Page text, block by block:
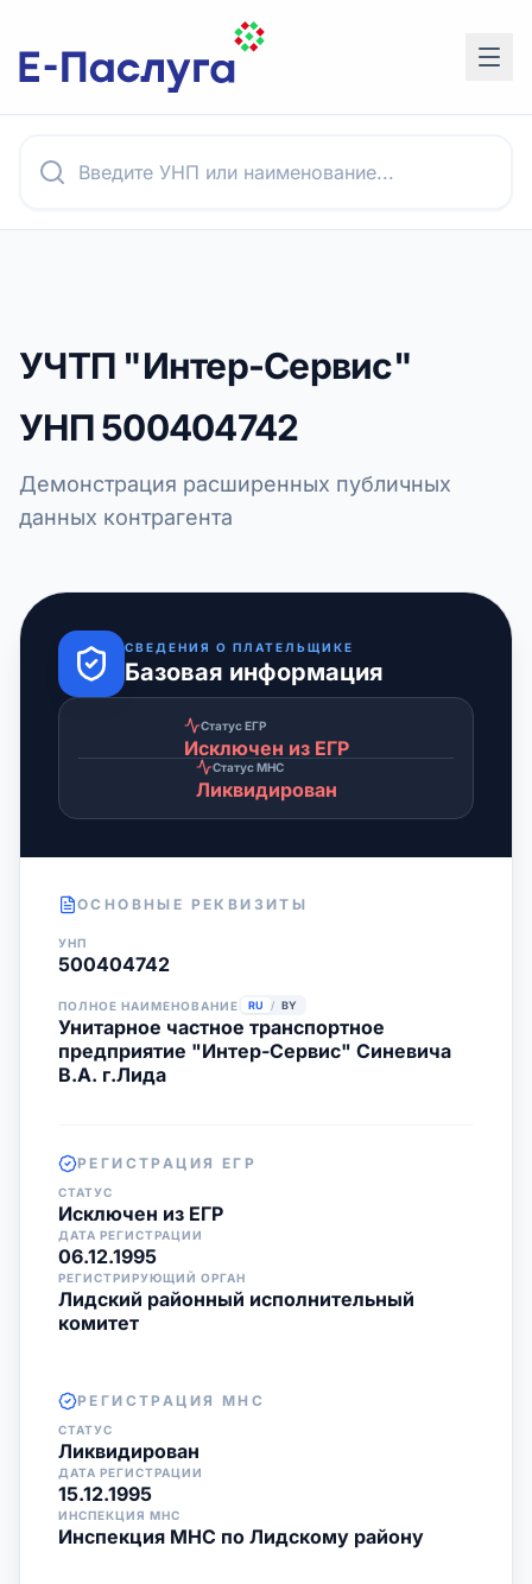
УЧТП "Интер-Сервис"
УНП500404742
Демонстрация расширенных публичных
данных контрагента
СВЕДЕНИЯ О ПЛАТЕЛЬЩИКЕ
Базовая информация
Статус ЕГР
Исключен из ЕГР
Статус МНС
Ликвидирован
ОСНОВНЫЕ РЕКВИЗИТЫ
УНП
500404742
ПОЛНОЕ НАИМЕНОВАНИЕ RU / BY
Унитарное частное транспортное
предприятие "Интер-Сервис" Синевича
В.А. г.Лида
РЕГИСТРАЦИЯ ЕГР
СТАТУС
Исключен из ЕГР
ДАТА РЕГИСТРАЦИИ
06.12.1995
РЕГИСТРИРУЮЩИЙ ОРГАН
Лидский районный исполнительный
комитет
РЕГИСТРАЦИЯ МНС
СТАТУС
Ликвидирован
ДАТА РЕГИСТРАЦИИ
15.12.1995
ИНСПЕКЦИЯ МНС
Инспекция МНС по Лидскому району